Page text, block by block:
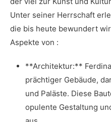
Unter ‍seiner Herrschaft
die bis heute bewundert
⁣Aspekte von ‍:
**Architektur:**
⁢prächtiger Gebäude,‍
und Paläste. Diese
opulente Gestaltung‌